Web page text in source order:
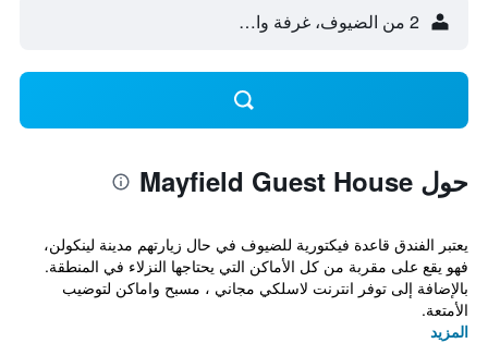
2 من الضيوف، غرفة واحدة
حول Mayfield Guest House
يعتبر الفندق قاعدة فيكتورية للضيوف في حال زيارتهم مدينة لينكولن،
فهو يقع على مقربة من كل الأماكن التي يحتاجها النزلاء في المنطقة.
بالإضافة إلى توفر انترنت لاسلكي مجاني ، مسبح واماكن لتوضيب
الأمتعة.
المزيد